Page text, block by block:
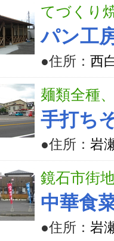
てづくり
パン工
●住所： 西
麺類全種
手打ち
●住所： 岩
鏡石市街
中華食
●住所： 岩